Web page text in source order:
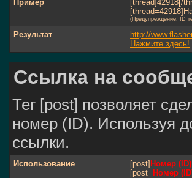
Пример
[thread]42918[/
(Предупреждение: ID
Результат
http://
Нажмите здесь!
Ссылка на
Тег [post] позволяет
номер (ID). Используя
ссылки.
Использование [post] Номер
[post= Номер